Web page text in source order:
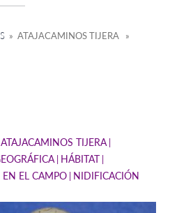
» ATAJACAMINOS TIJERA »
ATAJACAMINOS TIJERA
HÁBITAT
EL CAMPO NIDIFICACIÓN